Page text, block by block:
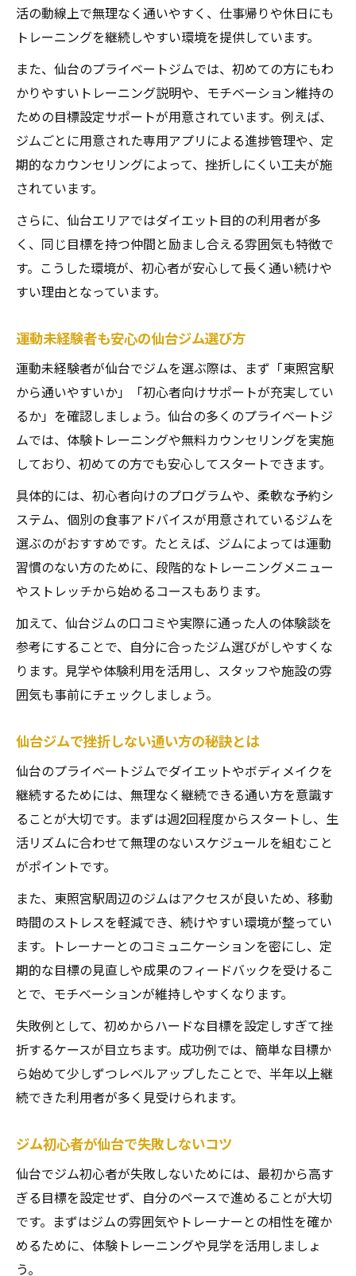
仙台ジムのアクセスとダイエット成功の関
係性
無理なく通える仙台ジム選択術を紹介
人目を気にせず通うプライベート型ジムが注目
仙台のプライベートジムが人気の理由とは
東照宮駅近くで人目を気にせずジム通い
仙台ジムのプライベート空間と継続効果
人目を気にしない仙台ジムのメリット解説
ジム選びで重要な仙台のプライベート性
ジムとピラティスどちらが痩せやすいか徹底解
説
仙台ジムとピラティスのダイエット効果比
違い
仙台でジムとピラティス両方体験するメリ
ット
ジムとピラティス初心者は仙台でどう選
仙台で人気のジムとピラティス各メリット
通い続けるコツと仙台ジムの賢い利用法とは
仙台ジムを無理なく続けるためのコツ紹介
ジム利用方法で変わる仙台ダイエット成功
仙台ジムで挫折しない賢い利用法を伝授
忙しい人も続けやすい仙台ジム活用術
仙台ジムの料金と通いやすさ比較のポイン
失敗しないためのジム選択術と東照宮駅の魅力
仙台ジム選択で失敗しないための注意点
東照宮駅周辺ジムの魅力と選び方のコツ
仙台ジム比較で見逃せないポイントまとめ
ジム選びで東照宮駅エリアが人気の理由
仙台ジムの体験利用を活かす選択術
活の動線上で無理なく通いやすく、仕事帰りや休日にも
トレーニングを継続しやすい環境を提供しています。
また、仙台のプライベートジムでは、初めての方にもわ
かりやすいトレーニング説明や、モチベーション維持の
ための目標設定サポートが用意されています。例えば、
ジムごとに用意された専用アプリによる進捗管理や、定
期的なカウンセリングによって、挫折しにくい工夫が施
されています。
さらに、仙台エリアではダイエット目的の利用者が多
く、同じ目標を持つ仲間と励まし合える雰囲気も特徴で
す。こうした環境が、初心者が安心して長く通い続けや
すい理由となっています。
運動未経験者も安心の仙台ジム選び方
運動未経験者が仙台でジムを選ぶ際は、まず「東照宮駅
から通いやすいか」「初心者向けサポートが充実してい
るか」を確認しましょう。仙台の多くのプライベートジ
ムでは、体験トレーニングや無料カウンセリングを実施
しており、初めての方でも安心してスタートできます。
具体的には、初心者向けのプログラムや、柔軟な予約シ
ステム、個別の食事アドバイスが用意されているジムを
選ぶのがおすすめです。たとえば、ジムによっては運動
習慣のない方のために、段階的なトレーニングメニュー
やストレッチから始めるコースもあります。
加えて、仙台ジムの口コミや実際に通った人の体験談を
参考にすることで、自分に合ったジム選びがしやすくな
ります。見学や体験利用を活用し、スタッフや施設の雰
囲気も事前にチェックしましょう。
仙台ジムで挫折しない通い方の秘訣とは
仙台のプライベートジムでダイエットやボディメイクを
継続するためには、無理なく継続できる通い方を意識す
ることが大切です。まずは週2回程度からスタートし、生
活リズムに合わせて無理のないスケジュールを組むこと
がポイントです。
また、東照宮駅周辺のジムはアクセスが良いため、移動
時間のストレスを軽減でき、続けやすい環境が整ってい
ます。トレーナーとのコミュニケーションを密にし、定
期的な目標の見直しや成果のフィードバックを受けるこ
とで、モチベーションが維持しやすくなります。
失敗例として、初めからハードな目標を設定しすぎて挫
折するケースが目立ちます。成功例では、簡単な目標か
ら始めて少しずつレベルアップしたことで、半年以上継
続できた利用者が多く見受けられます。
ジム初心者が仙台で失敗しないコツ
仙台でジム初心者が失敗しないためには、最初から高す
ぎる目標を設定せず、自分のペースで進めることが大切
です。まずはジムの雰囲気やトレーナーとの相性を確か
めるために、体験トレーニングや見学を活用しましょ
う。